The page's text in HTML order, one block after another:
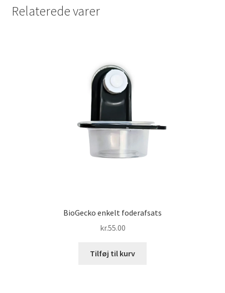
Relaterede varer
BioGecko enkelt foderafsats
kr.55.00
Tilføj til kurv